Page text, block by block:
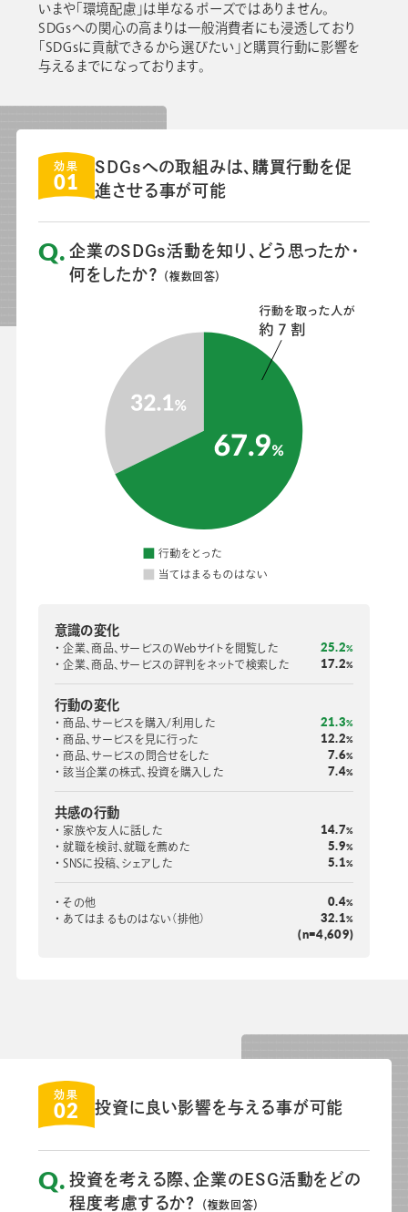
いまや「環境配慮」は単なるポーズではありません。
SDGsへの関心の高まりは一般消費者にも浸透しており
「SDGsに貢献できるから選びたい」と購買行動に影響を
与えるまでになっております。
効果
01
SDGsへの取組みは、購買行動を促
進させる事が可能
企業のSDGs活動を知り、どう思ったか・
何をしたか？
（複数回答）
意識の変化
企業、商品、サービスのWebサイトを閲覧した 25.2%
企業、商品、サービスの評判をネットで検索した 17.2%
行動の変化
商品、サービスを購入/利用した 21.3%
商品、サービスを見に行った 12.2%
商品、サービスの問合せをした 7.6%
該当企業の株式、投資を購入した 7.4%
共感の行動
家族や友人に話した 14.7%
就職を検討、就職を薦めた 5.9%
SNSに投稿、シェアした 5.1%
その他 0.4%
あてはまるものはない（排他） 32.1%
(n=4,609)
効果
02 投資に良い影響を与える事が可能
投資を考える際、企業のESG活動をどの
程度考慮するか?
（複数回答）